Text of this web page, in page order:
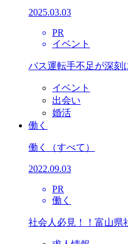
2025.03.03
PR
イベント
バス運転手不足が深刻
イベント
出会い
婚活
働く
働く （すべて）
2022.09.03
PR
働く
社会人必見！！富山県